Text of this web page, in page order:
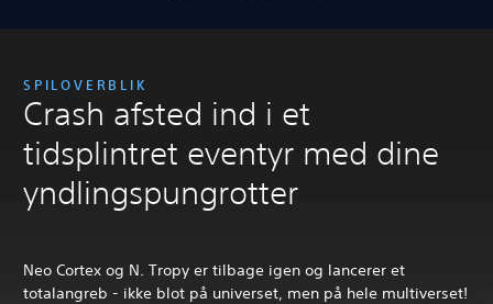
SPILOVERBLIK
Crash afsted ind i et
tidsplintret eventyr med dine
yndlingspungrotter
Neo Cortex og N. Tropy er tilbage igen og lancerer et
totalangreb - ikke blot på universet, men på hele multiverset!